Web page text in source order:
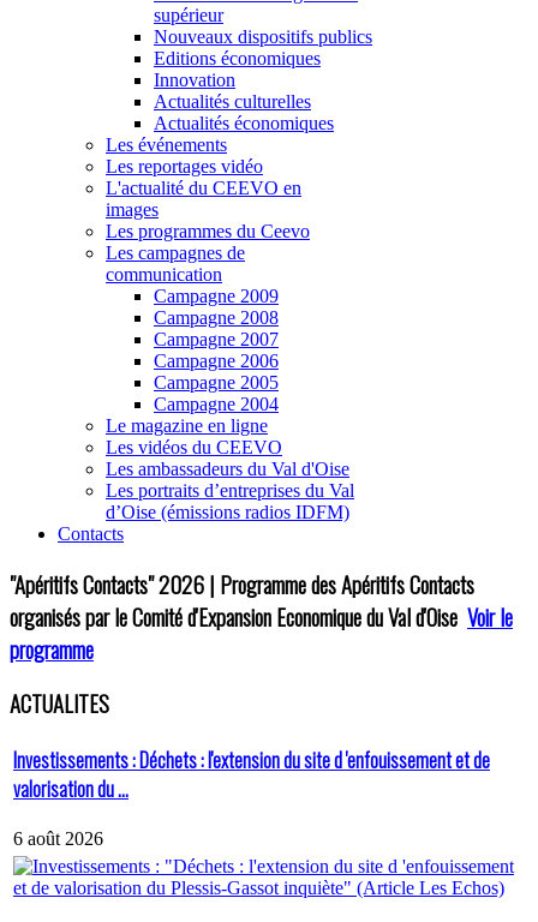
supérieur
Nouveaux dispositifs publics
Editions économiques
Innovation
Actualités culturelles
Actualités économiques
Les événements
Les reportages vidéo
L'actualité du CEEVO en
images
Les programmes du Ceevo
Les campagnes de
communication
Campagne 2009
Campagne 2008
Campagne 2007
Campagne 2006
Campagne 2005
Campagne 2004
Le magazine en ligne
Les vidéos du CEEVO
Les ambassadeurs du Val d'Oise
Les portraits d’entreprises du Val
d’Oise (émissions radios IDFM)
Contacts
"Apéritifs Contacts"2026 | Programme des Apéritifs Contacts
organisés par le Comité d'Expansion Economique du Val d'Oise Voir le
programme
ACTUALITES
Investissements : Déchets : l'extension du site d 'enfouissement et de
valorisation du ...
6 août 2026